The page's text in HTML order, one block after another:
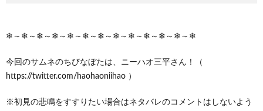
❄～❄～❄～❄～❄～❄～❄～❄～❄～❄～❄～❄～❄
今回のサムネのちびなぼたは、ニーハオ三平さん！（
https://twitter.com/haohaoniihao ）
※初見の悲鳴をすすりたい場合はネタバレのコメントはしないよう